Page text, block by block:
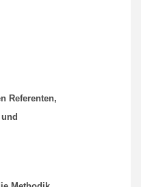
Referenten,